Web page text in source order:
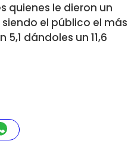
quienes le dieron un
el público el más
dándoles un 11,6